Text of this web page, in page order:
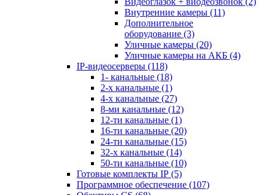
Внутренние камеры (11)
Дополнительное
оборудование (3)
Уличные камеры (20)
Уличные камеры на АКБ (4)
IP-видеосерверы (118)
1- канальные (18)
2-х канальные (1)
4-х канальные (27)
8-ми канальные (12)
12-ти канальные (1)
16-ти канальные (20)
24-ти канальные (15)
32-х канальные (14)
50-ти канальные (10)
Готовые комплекты IP (5)
Программное обеспечение (107)